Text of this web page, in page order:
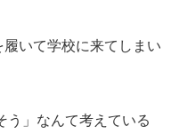
履いて学校に来てしまい
う」なんて考えている